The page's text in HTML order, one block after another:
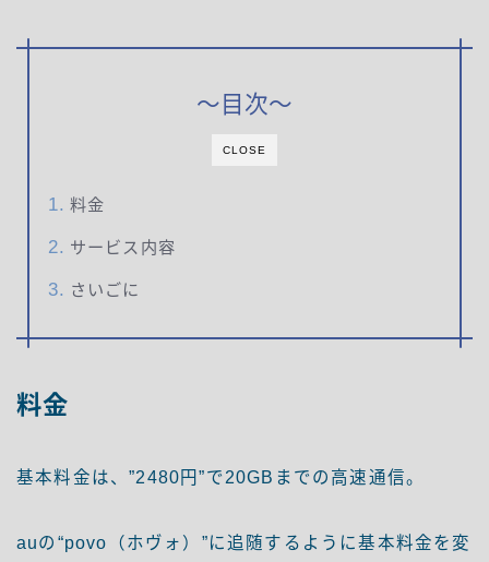
CLOSE
～目次～
料金
サービス内容
さいごに
料金
基本料金は、”2480円”で20GBまでの高速通信。
auの“povo（ホヴォ）”に追随するように基本料金を変